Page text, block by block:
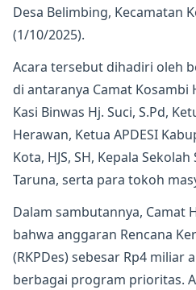
Desa Belimbing, Kecamatan
(1/10/2025).
Acara tersebut dihadiri oleh
di antaranya Camat Kosambi
Kasi Binwas Hj. Suci, S.Pd,
Herawan, Ketua APDESI
Kota, HJS, SH, Kepala
Taruna, serta para tokoh
Dalam sambutannya, Camat
bahwa anggaran Rencana
(RKPDes) sebesar Rp4
berbagai program prioritas.